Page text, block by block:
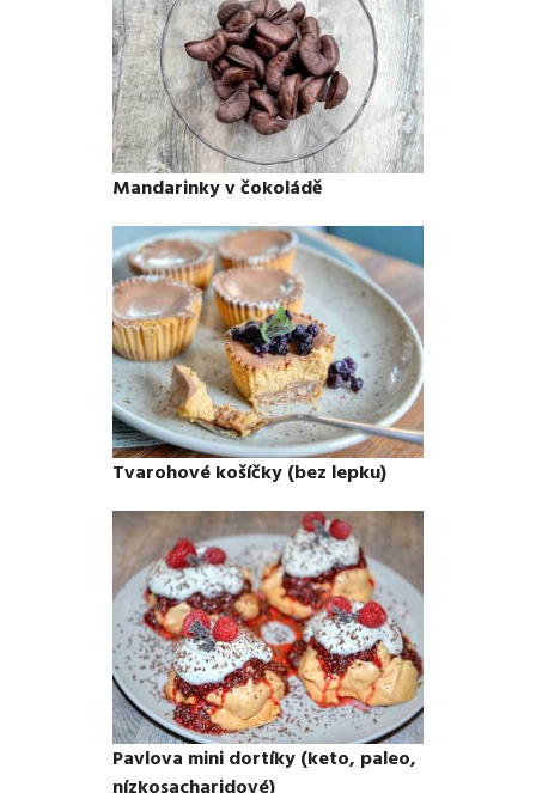
Mandarinky v čokoládě
Tvarohové košíčky (bez lepku)
Pavlova mini dortíky (keto, paleo,
nízkosacharidové)